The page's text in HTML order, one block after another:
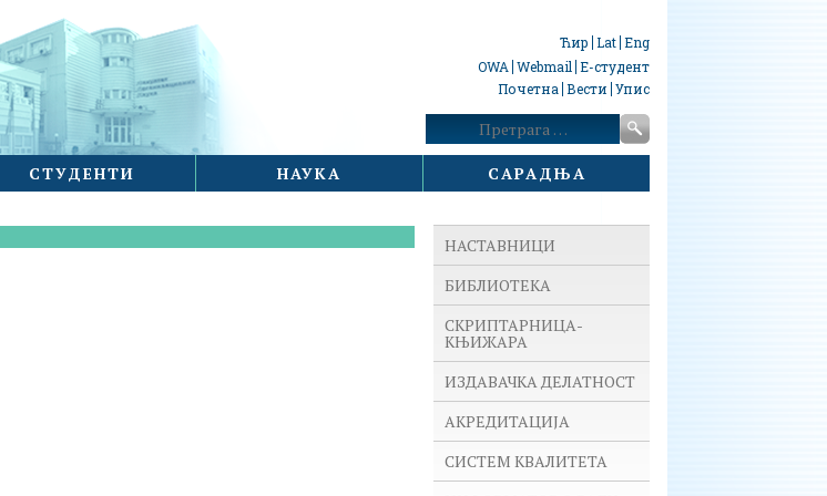
Ћир Lat Eng
OWA Webmail Е-студент
Почетна Вести Упис
Претрага:
СТУДЕНТИ НАУКА САРАДЊА
НАСТАВНИЦИ
БИБЛИОТЕКА
СКРИПТАРНИЦА-
КЊИЖАРА
ИЗДАВАЧКА ДЕЛАТНОСТ
АКРЕДИТАЦИЈА
СИСТЕМ КВАЛИТЕТА